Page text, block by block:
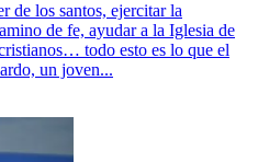
de los santos, ejercitar la
de fe, ayudar a la Iglesia de
todo esto es lo que el
un joven...